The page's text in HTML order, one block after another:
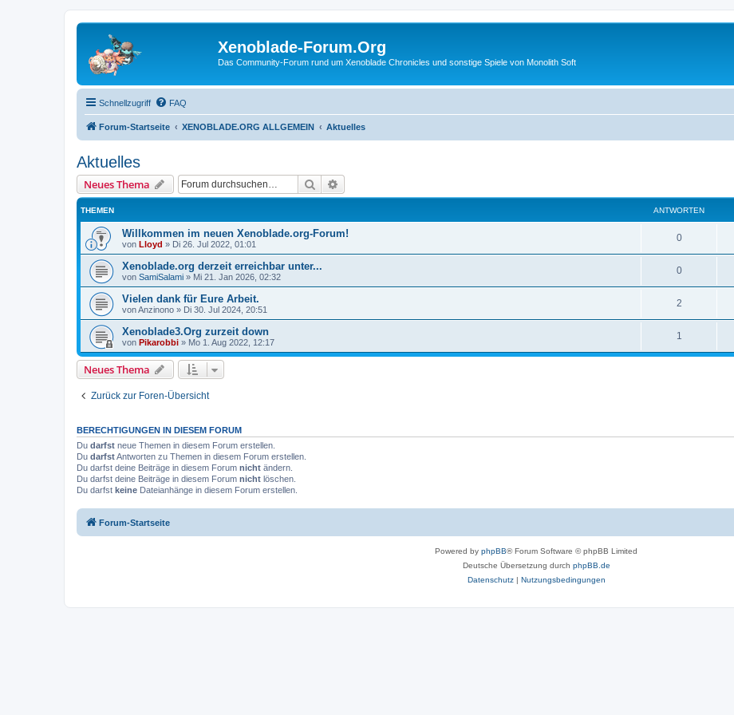
Xenoblade-Forum.Org
Das Community-Forum rund um Xenoblade Chronicles und sonstige Spiele von Monolith Soft
Schnellzugriff FAQ
Forum-Startseite XENOBLADE.ORG ALLGEMEIN Aktuelles
Aktuelles
Neues Thema Suche
THEMEN ANTWORTEN
Willkommen im neuen Xenoblade.org-Forum!
von Lloyd » Di 26. Jul 2022, 01:01
0
Xenoblade.org derzeit erreichbar unter...
von SamiSalami » Mi 21. Jan 2026, 02:32
0
Vielen dank für Eure Arbeit.
vonAnzinono » Di 30. Jul 2024, 20:51
2
Xenoblade3.Org zurzeit down
von Pikarobbi » Mo 1. Aug 2022, 12:17
1
Neues Thema
Zurück zur Foren-Übersicht
BERECHTIGUNGEN IN DIESEM FORUM
Du darfst neue Themen in diesem Forum erstellen.
Du darfstAntworten zu Themen in diesem Forum erstellen.
Du darfst deine Beiträge in diesem Forum nicht ändern.
Du darfst deine Beiträge in diesem Forum nicht löschen.
Du darfst keine Dateianhänge in diesem Forum erstellen.
Forum-Startseite
Powered by phpBB® Forum Software © phpBB Limited
Deutsche Übersetzung durch phpBB.de
Datenschutz| Nutzungsbedingungen